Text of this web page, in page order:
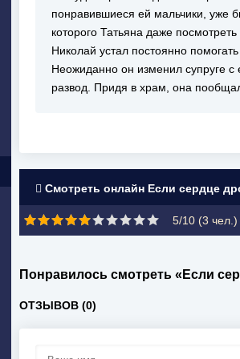
понравившиеся ей мальчики, уже
которого Татьяна даже
Николай устал постоянно
Неожиданно он изменил супруге
развод. Придя в храм, она
Смотреть онлайн Если сердце
5/10 (3 чел.)
Понравилось смотреть «Если
ОТЗЫВОВ (0)